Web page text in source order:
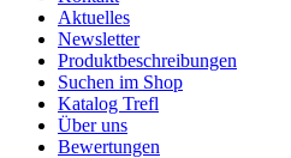
Aktuelles
Newsletter
Produktbeschreibungen
Suchen im Shop
Katalog Trefl
Über uns
Bewertungen